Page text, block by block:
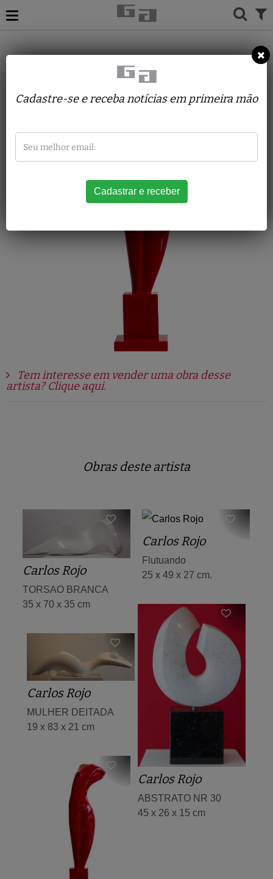
Carlos Rojo
Tem interesse em vender uma obra desse
artista? Clique aqui.
Obras deste artista
Carlos Rojo
TORSAO BRANCA
35 x 70 x 35 cm
Carlos Rojo
Flutuando
25 x 49 x 27 cm.
Carlos Rojo
ABSTRATO NR 30
45 x 26 x 15 cm
Carlos Rojo
MULHER DEITADA
19 x 83 x 21 cm
Cadastre-se e receba notícias em primeira mão